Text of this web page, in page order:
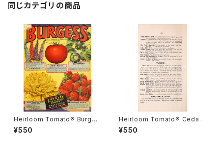
同じカテゴリの商品
Heirloom Tomato® Burges
s' Early Hybrid A エアルー
ム・トマト・バーゲス・アーリー・
¥550
Heirloom Tomato® Cedar
Hill エアルーム・トマト・セダー・
ヒル
¥550